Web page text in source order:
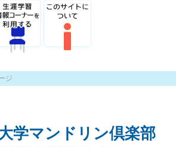
ジ
学マンドリン倶楽部